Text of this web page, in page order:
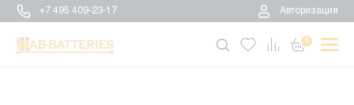
+7 495 409-23-17 Авторизация
0